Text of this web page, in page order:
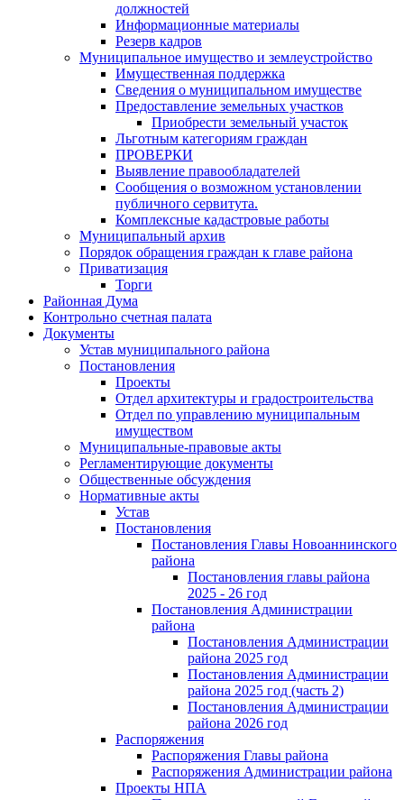
должностей
Информационные материалы
Резерв кадров
Муниципальное имущество и землеустройство
Имущественная поддержка
Сведения о муниципальном имуществе
Предоставление земельных участков
Приобрести земельный участок
Льготным категориям граждан
ПРОВЕРКИ
Выявление правообладателей
Сообщения о возможном установлении
публичного сервитута.
Комплексные кадастровые работы
Муниципальный архив
Порядок обращения граждан к главе района
Приватизация
Торги
Районная Дума
Контрольно счетная палата
Документы
Устав муниципального района
Постановления
Проекты
Отдел архитектуры и градостроительства
Отдел по управлению муниципальным
имуществом
Муниципальные-правовые акты
Регламентирующие документы
Общественные обсуждения
Нормативные акты
Устав
Постановления
Постановления Главы Новоаннинского
района
Постановления главы района
2025 - 26 год
Постановления Администрации
района
Постановления Администрации
района 2025 год
Постановления Администрации
района 2025 год (часть 2)
Постановления Администрации
района 2026 год
Распоряжения
Распоряжения Главы района
Распоряжения Администрации района
Проекты НПА